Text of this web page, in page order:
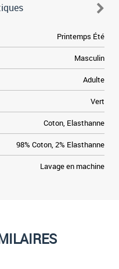
Printemps Été
Masculin
Adulte
Vert
Coton, Elasthanne
98% Coton, 2% Elasthanne
Lavage en machine